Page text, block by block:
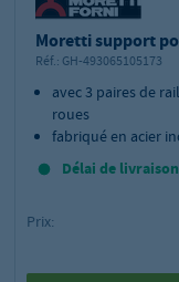
Moretti support
Réf.: GH-493065105173
avec 3 paires de
roues
fabriqué en acier
Délai de
Prix: